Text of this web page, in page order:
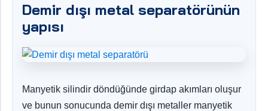
Demir dışı metal separatörünün
yapısı
Manyetik silindir döndüğünde girdap akımları oluşur
ve bunun sonucunda demir dışı metaller manyetik